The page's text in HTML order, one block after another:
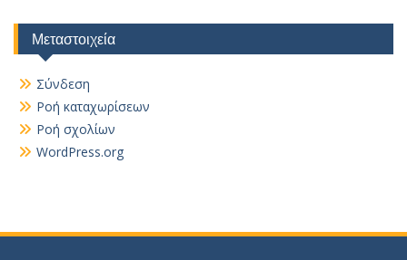
Μεταστοιχεία
Σύνδεση
Ροή καταχωρίσεων
Ροή σχολίων
WordPress.org